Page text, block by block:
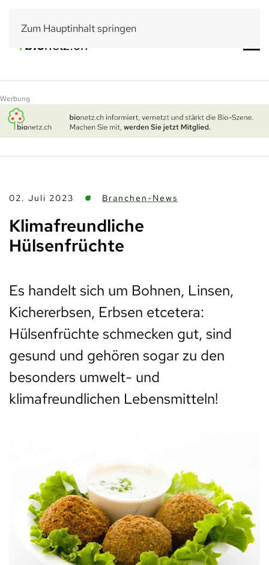
Zum Hauptinhalt springen
Werbung
02. Juli 2023 Branchen-News
Klimafreundliche
Hülsenfrüchte
Es handelt sich um Bohnen, Linsen,
Kichererbsen, Erbsen etcetera:
Hülsenfrüchte schmecken gut, sind
gesund und gehören sogar zu den
besonders umwelt- und
klimafreundlichen Lebensmitteln!